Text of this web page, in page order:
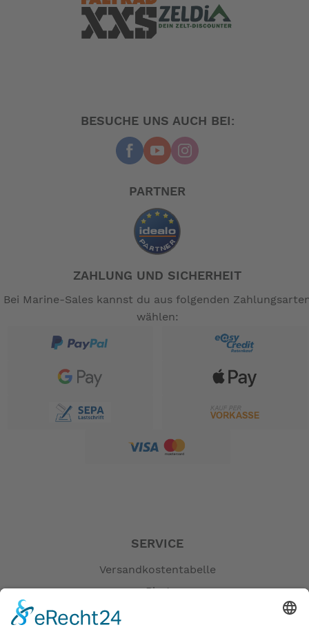
;-). Die Schaltung ist eine Shimano Mittelklasse mit dem
Namen Alivio. Unserer Meinung nach ein Top Falt
falten, fahren und verstauen – kurz: Vielseitigkeit. Hier
ideale Weise miteinander. Und das Vektron vereint
aktuellste Faltrad-Technologie mit modernstem Design.
“sportliche Mitte” mit Shimano Alivio 9fach-
Upgrade auf den Bosch Active Line Plus-Antrieb
mit bis zu 50 Nm Drehmoment und 270%
Rahmen-Update mit optimierter Akku-Position für
einen noch tieferen Schwerpunkt und bessere
Der Vektron-Rahmen hat die strengen
europäischen Sicherheitsnormen für E-Bikes
erfüllt und wurde von der EFBE Prüftechnik GmbH
als EN15194-konform zertifiziert
Shimano Hydraulik-Scheibenbremsen für
Der integrierte Atlas V Rack ist nahtlos kompatibel
Kindersitzen – ohne Adapter
Gabel: Tern "Tarsus", Alu 6061
Steuersatz: Tern "Flux"
Kettenradgarnitur: TERN "Vektron custom"
Kettenblatt : 52 Z.
BESUCHE UNS AUCH BEI:
PARTNER
ZAHLUNG UND SICHERHEIT
Bei Marine-Sales kannst du aus folgenden
wählen:
SERVICE
Versandkostentabelle
Blog
Erklärung zur Barrierefreiheit